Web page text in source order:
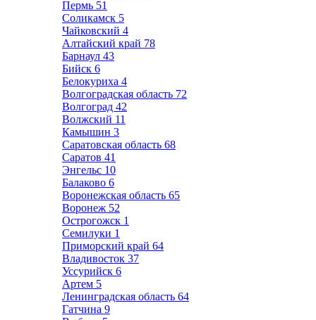
Пермь 51
Соликамск 5
Чайковский 4
Алтайский край 78
Барнаул 43
Бийск 6
Белокуриха 4
Волгоградская область 72
Волгоград 42
Волжский 11
Камышин 3
Саратовская область 68
Саратов 41
Энгельс 10
Балаково 6
Воронежская область 65
Воронеж 52
Острогожск 1
Семилуки 1
Приморский край 64
Владивосток 37
Уссурийск 6
Артем 5
Ленинградская область 64
Гатчина 9